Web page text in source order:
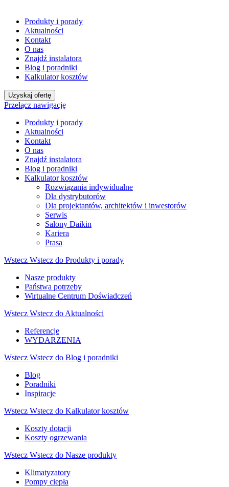
Produkty i porady
Aktualności
Kontakt
O nas
Znajdź instalatora
Blog i poradniki
Kalkulator kosztów
Uzyskaj ofertę
Przełącz nawigację
Produkty i porady
Aktualności
Kontakt
O nas
Znajdź instalatora
Blog i poradniki
Kalkulator kosztów
Rozwiązania indywidualne
Dla dystrybutorów
Dla projektantów, architektów i inwestorów
Serwis
Salony Daikin
Kariera
Prasa
Wstecz Wstecz do Produkty i porady
Nasze produkty
Państwa potrzeby
Wirtualne Centrum Doświadczeń
Wstecz Wstecz do Aktualności
Referencje
WYDARZENIA
Wstecz Wstecz do Blog i poradniki
Blog
Poradniki
Inspiracje
Wstecz Wstecz do Kalkulator kosztów
Koszty dotacji
Koszty ogrzewania
Wstecz Wstecz do Nasze produkty
Klimatyzatory
Pompy ciepła